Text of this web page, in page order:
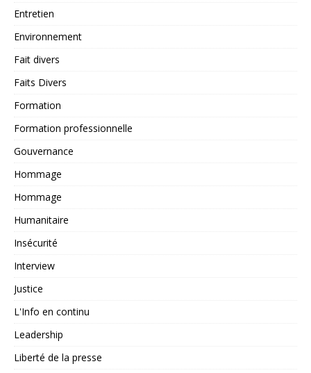
Entretien
Environnement
Fait divers
Faits Divers
Formation
Formation professionnelle
Gouvernance
Hommage
Hommage
Humanitaire
Insécurité
Interview
Justice
L'Info en continu
Leadership
Liberté de la presse